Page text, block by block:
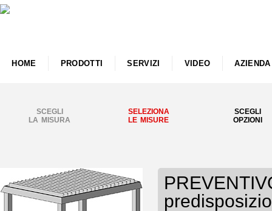
HOME PRODOTTI SERVIZI VIDEO AZIENDA
SCEGLI
LA MISURA
SELEZIONA
LE MISURE
SCEGLI
OPZIONI